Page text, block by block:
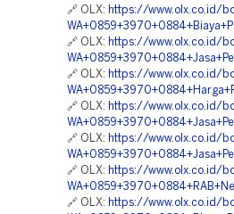
🔗 OLX: https://www.olx.co.id/
🔗 OLX: https://www.olx.co.id/
🔗 OLX: https://www.olx.co.id/
🔗 OLX: https://www.olx.co.id/
🔗 OLX: https://www.olx.co.id/
🔗 OLX: https://www.olx.co.id/
🔗 OLX: https://www.olx.co.id/